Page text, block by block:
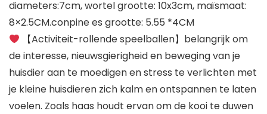
diameters:7cm, wortel grootte: 10x3cm, maïsmaat:
8×2.5CM.conpine es grootte: 5.55 *4CM
【Activiteit-rollende speelballen】belangrijk om
de interesse, nieuwsgierigheid en beweging van je
huisdier aan te moedigen en stress te verlichten met
je kleine huisdieren zich kalm en ontspannen te laten
voelen. Zoals haas houdt ervan om de kooi te duwen